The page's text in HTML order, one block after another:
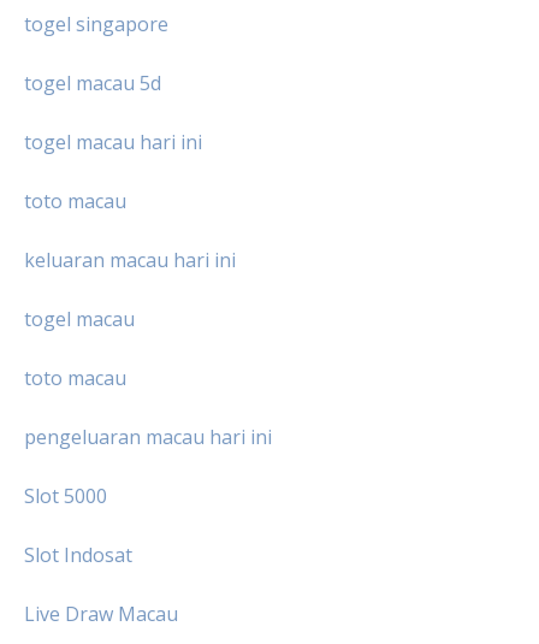
togel singapore
togel macau 5d
togel macau hari ini
toto macau
keluaran macau hari ini
togel macau
toto macau
pengeluaran macau hari ini
Slot 5000
Slot Indosat
Live Draw Macau